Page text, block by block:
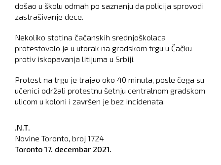
došao u školu odmah po saznanju da policija sprovodi
zastrašivanje dece.
Nekoliko stotina čačanskih srednjoškolaca
protestovalo je u utorak na gradskom trgu u Čačku
protiv iskopavanja litijuma u Srbiji.
Protest na trgu je trajao oko 40 minuta, posle čega su
učenici održali protestnu šetnju centralnom gradskom
ulicom u koloni i završen je bez incidenata.
.N.T.
Novine Toronto, broj 1724
Toronto 17. decembar 2021.